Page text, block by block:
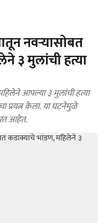
नवऱ्यासोबत
३ मुलांची हत्या
आपल्या ३ मुलांची हत्या
प्रयत्न केला. या घटनेमुळे
आहेत.